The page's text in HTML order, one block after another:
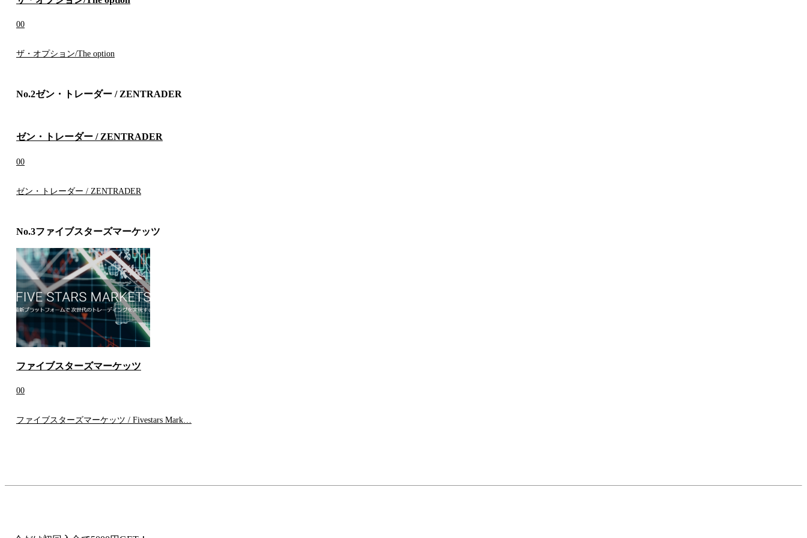
00
ザ・オプション/The option
No.2ゼン・トレーダー / ZENTRADER
ゼン・トレーダー / ZENTRADER
00
ゼン・トレーダー / ZENTRADER
No.3ファイブスターズマーケッツ
ファイブスターズマーケッツ
00
ファイブスターズマーケッツ / Fivestars Mark…